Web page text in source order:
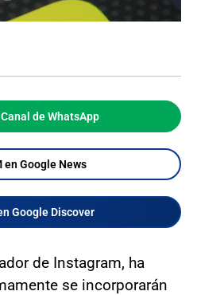
de WhatsApp
en Google News
Google Discover
de Instagram, ha
se incorporarán